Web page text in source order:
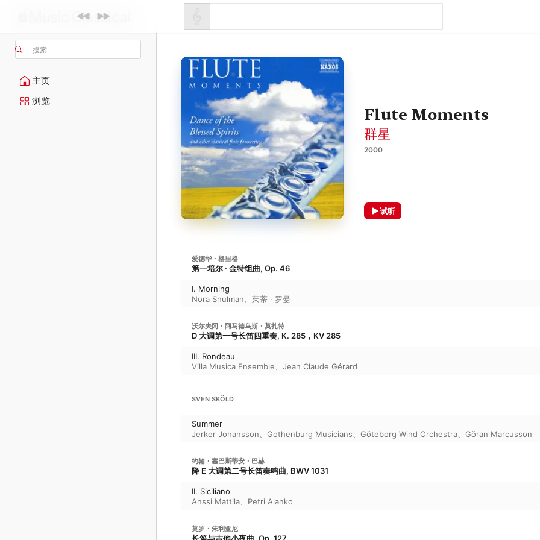
搜索
主页
浏览
Flute Moments
群星
2000
试听
爱德华・格里格
第一培尔 · 金特组曲, Op. 46
I. Morning
Nora Shulman
茱蒂 · 罗曼
沃尔夫冈・阿马德乌斯・莫扎特
D 大调第一号长笛四重奏, K. 285，KV 285
III. Rondeau
Villa Musica Ensemble
Jean Claude Gérard
SVEN SKÖLD
Summer
Jerker Johansson
Gothenburg Musicians Göteborg Wind Orchestra Göran Marcusson
约翰・塞巴斯蒂安・巴赫
降 E 大调第二号长笛奏鸣曲, BWV 1031
II. Siciliano
Anssi Mattila
Petri Alanko
莫罗・朱利亚尼